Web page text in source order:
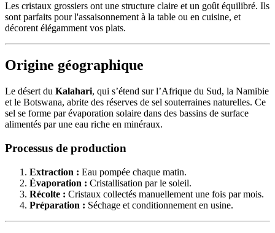
Les cristaux grossiers ont une structure claire et un goût équilibré. Ils
sont parfaits pour l'assaisonnement à la table ou en cuisine, et
décorent élégamment vos plats.
Origine géographique
Le désert du Kalahari, qui s’étend sur l’Afrique du Sud, la Namibie
et le Botswana, abrite des réserves de sel souterraines naturelles. Ce
sel se forme par évaporation solaire dans des bassins de surface
alimentés par une eau riche en minéraux.
Processus de production
Extraction : Eau pompée chaque matin.
Évaporation : Cristallisation par le soleil.
Récolte : Cristaux collectés manuellement une fois par mois.
Préparation : Séchage et conditionnement en usine.